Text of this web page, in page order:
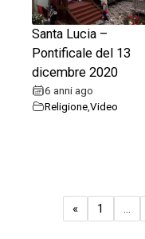
Santa Lucia –
Pontificale del 13
dicembre 2020
6 anni ago
Religione,Video
« 1 …